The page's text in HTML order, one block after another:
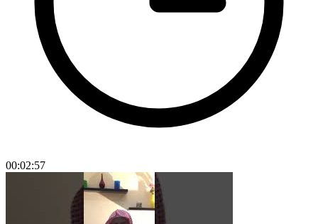
00:02:57